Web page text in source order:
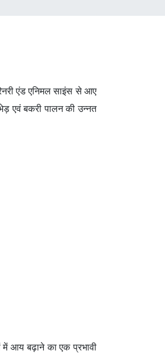
एंड एनिमल साइंस से आए
एवं बकरी पालन की उन्नत
में आय बढ़ाने का एक प्रभावी